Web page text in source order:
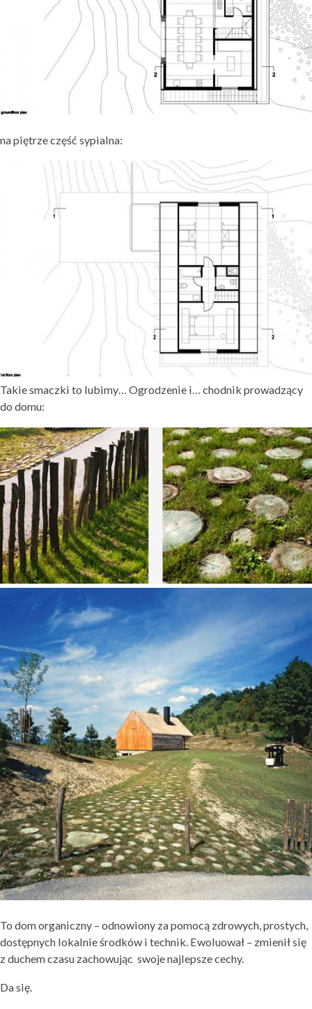
na piętrze część sypialna:
Takie smaczki to lubimy… Ogrodzenie i… chodnik prowadzący
do domu:
To dom organiczny – odnowiony za pomocą zdrowych, prostych,
dostępnych lokalnie środków i technik. Ewoluował – zmienił się
z duchem czasu zachowując swoje najlepsze cechy.
Da się.